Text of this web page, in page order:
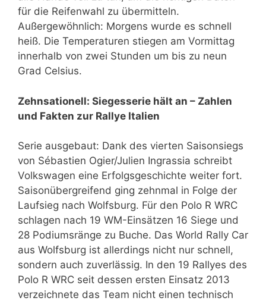
für die Reifenwahl zu übermitteln.
Außergewöhnlich: Morgens wurde es schnell
heiß. Die Temperaturen stiegen am Vormittag
innerhalb von zwei Stunden um bis zu neun
Grad Celsius.
Zehnsationell: Siegesserie hält an – Zahlen
und Fakten zur Rallye Italien
Serie ausgebaut: Dank des vierten Saisonsiegs
von Sébastien Ogier/Julien Ingrassia schreibt
Volkswagen eine Erfolgsgeschichte weiter fort.
Saisonübergreifend ging zehnmal in Folge der
Laufsieg nach Wolfsburg. Für den Polo R WRC
schlagen nach 19 WM-Einsätzen 16 Siege und
28 Podiumsränge zu Buche. Das World Rally Car
aus Wolfsburg ist allerdings nicht nur schnell,
sondern auch zuverlässig. In den 19 Rallyes des
Polo R WRC seit dessen ersten Einsatz 2013
verzeichnete das Team nicht einen technisch